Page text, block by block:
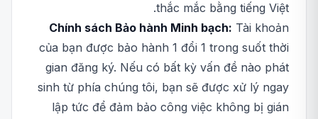
thắc mắc bằng tiếng Việt.
Chính sách Bảo hành Minh bạch: Tài khoản
của bạn được bảo hành 1 đổi 1 trong suốt thời
gian đăng ký. Nếu có bất kỳ vấn đề nào phát
sinh từ phía chúng tôi, bạn sẽ được xử lý ngay
lập tức để đảm bảo công việc không bị gián